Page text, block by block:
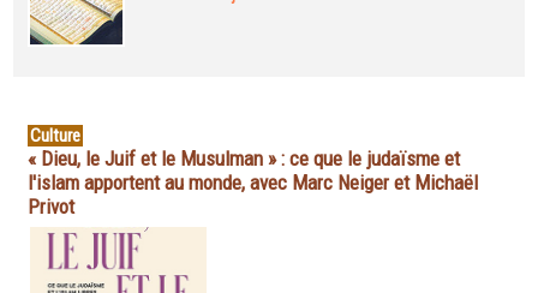
Culture
« Dieu, le Juif et le Musulman » : ce que le judaïsme et
l'islam apportent au monde, avec Marc Neiger et Michaël
Privot